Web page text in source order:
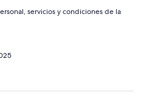
servicios y condiciones de la